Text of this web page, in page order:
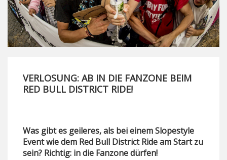
VERLOSUNG: AB IN DIE FANZONE BEIM
RED BULL DISTRICT RIDE!
Was gibt es geileres, als bei einem Slopestyle
Event wie dem Red Bull District Ride am Start zu
sein? Richtig: in die Fanzone dürfen!